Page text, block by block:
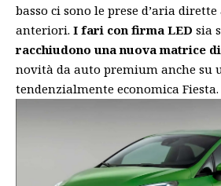
basso ci sono le prese d’aria
anteriori. I fari con firma LED sia
racchiudono una nuova matrice
novità da auto premium anche su
tendenzialmente economica Fiesta.